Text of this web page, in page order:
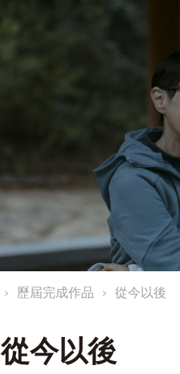
歷屆完成作品 從今以後
從今以後